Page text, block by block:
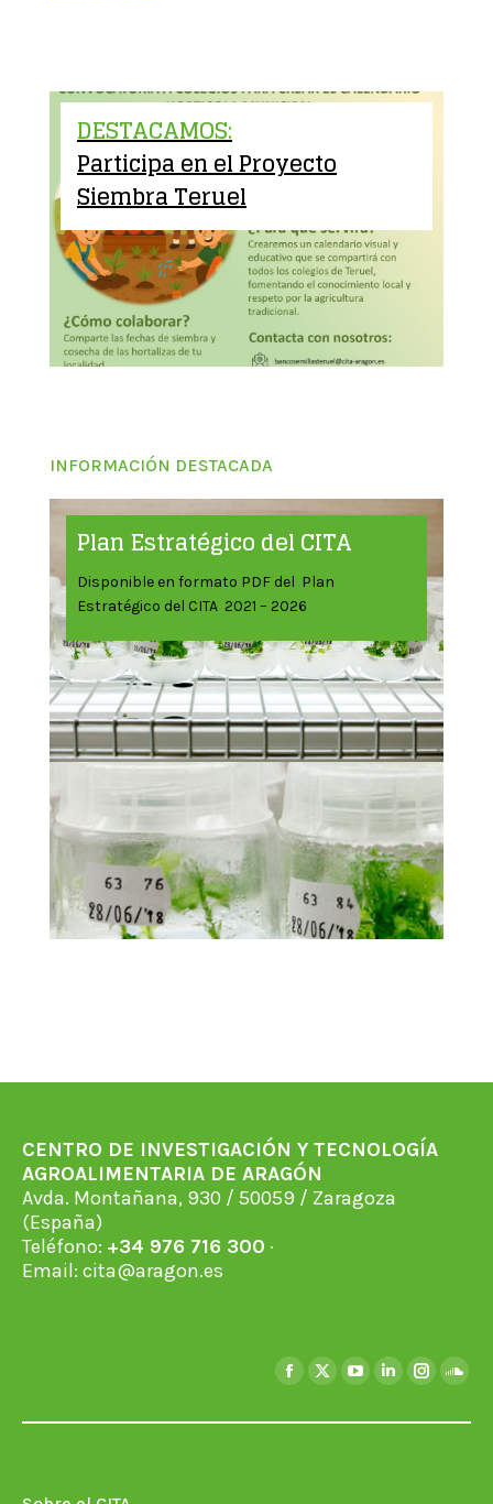
DESTACAMOS:
Participa en el Proyecto
Siembra Teruel
INFORMACIÓN DESTACADA
Plan Estratégico del CITA
Disponible en formato PDF del Plan
Estratégico del CITA 2021 – 2026
CENTRO DE INVESTIGACIÓN Y TECNOLOGÍA
AGROALIMENTARIA DE ARAGÓN
Avda. Montañana, 930 / 50059 / Zaragoza
(España)
Teléfono: +34 976 716 300 ·
Email: cita@aragon.es
Facebook
X
YouTubeLinkedin